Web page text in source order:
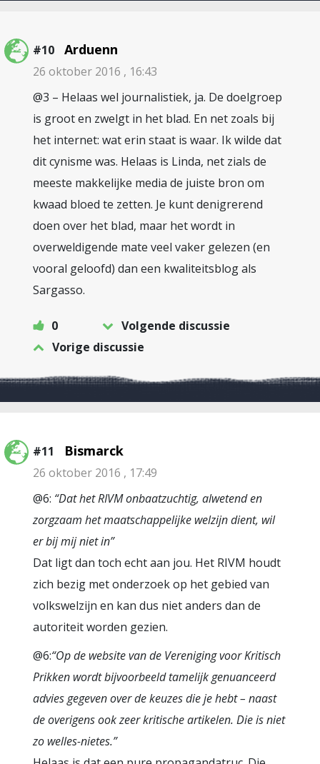
#10 Arduenn
26 oktober 2016 , 16:43
@3 – Helaas wel journalistiek, ja. De doelgroep
is groot en zwelgt in het blad. En net zoals bij
het internet: wat erin staat is waar. Ik wilde dat
dit cynisme was. Helaas is Linda, net zials de
meeste makkelijke media de juiste bron om
kwaad bloed te zetten. Je kunt denigrerend
doen over het blad, maar het wordt in
overweldigende mate veel vaker gelezen (en
vooral geloofd) dan een kwaliteitsblog als
Sargasso.
0
Volgende discussie
Vorige discussie
#11 Bismarck
26 oktober 2016 , 17:49
@6: “Dat het RIVM onbaatzuchtig, alwetend en
zorgzaam het maatschappelijke welzijn dient, wil
er bij mij niet in”
Dat ligt dan toch echt aan jou. Het RIVM houdt
zich bezig met onderzoek op het gebied van
volkswelzijn en kan dus niet anders dan de
autoriteit worden gezien.
@6:“Op de website van de Vereniging voor Kritisch
Prikken wordt bijvoorbeeld tamelijk genuanceerd
advies gegeven over de keuzes die je hebt – naast
de overigens ook zeer kritische artikelen. Die is niet
zo welles-nietes.”